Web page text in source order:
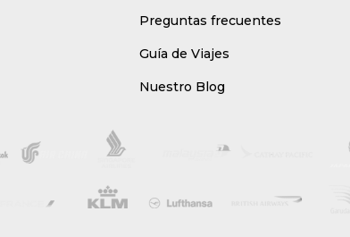
Preguntas frecuentes
Guía de Viajes
Nuestro Blog